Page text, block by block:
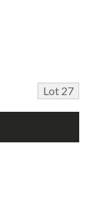
Lot 27